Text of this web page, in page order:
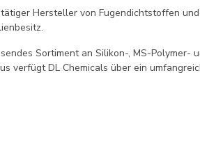
Hersteller von Fugendichtstoffen
Sortiment an Silikon-, MS-
verfügt DL Chemicals über ein